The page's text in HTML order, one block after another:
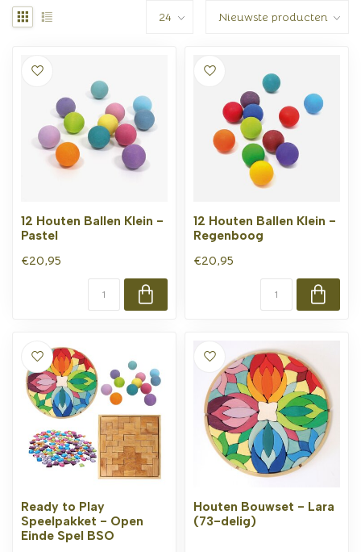
12 Houten Ballen Klein -
Pastel
€20,95
12 Houten Ballen Klein -
Regenboog
€20,95
Ready to Play
Speelpakket - Open
Einde Spel BSO
Houten Bouwset - Lara
(73-delig)